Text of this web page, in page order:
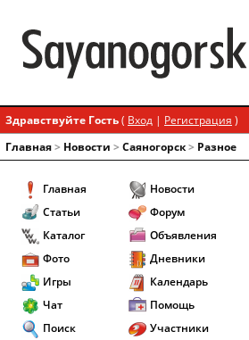
Здравствуйте Гость( Вход | Регистрация )
Главная> Новости > Cаяногорск> Разное
Главная
Статьи
Каталог
Фото
Игры
Чат
Поиск
Новости
Форум
Объявления
Дневники
Календарь
Помощь
Участники